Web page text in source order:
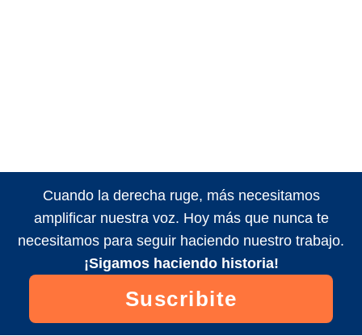
Cuando la derecha ruge, más necesitamos
amplificar nuestra voz. Hoy más que nunca te
necesitamos para seguir haciendo nuestro trabajo.
¡Sigamos haciendo historia!
Suscribite